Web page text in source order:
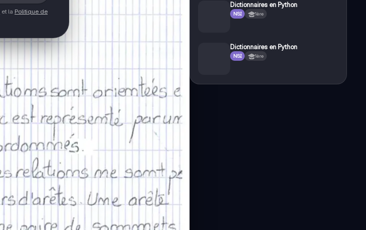
et la Politique de
Dictionnaires en Python
NSI 1ère
Dictionnaires en Python
NSI 1ère